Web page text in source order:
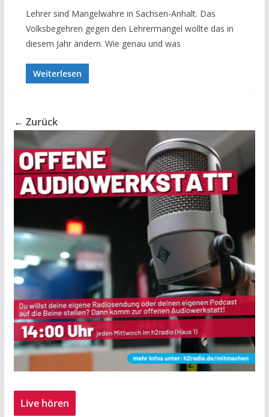
Lehrer sind Mangelwahre in Sachsen-Anhalt. Das
Volksbegehren gegen den Lehrermangel wollte das in
diesem Jahr ändern. Wie genau und was
Weiterlesen
← Zurück
Live hören